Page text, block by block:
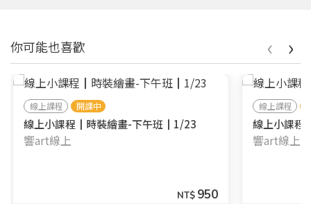
你可能也喜歡
線上課程 開課中
線上小課程┃時裝繪畫-下午班┃1/23
響art線上
NT$ 950
線上課程
線上小課
響art線上
‹ ›